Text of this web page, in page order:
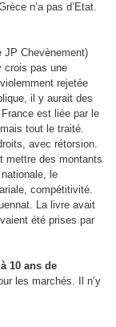
n’a pas d’Etat.
JP Chevènement)
crois pas une
rejetée
il y aurait des
est liée par le
tout le traité.
avec rétorsion.
mettre des montants
le
compétitivité.
La livre avait
été prises par
10 ans de
les marchés. Il n’y